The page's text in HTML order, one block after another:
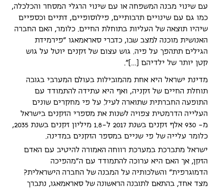
עם שינוי מבנה המשפחה או עם שינוי הרגלי המסחר והכלכלה,
כמו גם עם שינויים תרבותיים, פילוסופיים, דתיים וכספיים
שיהיו תוצאה של העליות בתוחלת החיים. כלומר, האם החברה
האנושית מוכנה למצב שבו, כדברי סאראמאגו "פירמידת
הגילים תתהפך על פיה. גוש עצום של זקנים יוטל על גוש
קטן יותר של ילדיהם […]".
מדינת ישראל היא אחת מהמובילות בעולם המערבי בגובה
תוחלת החיים של זקניה, ואף היא עתידה להתמודד עם
התופעה החברתית שתוארה לעיל. על פי מחקרים שונים
העלייה הדרמטית צפויה לשנות את מספרי הזקנים בישראל
מ- 930 אלף זקנים בשנת 2017 ל-1.8 מיליון זקנים בשנת 2035,
כלומר עלייה של פי שניים במספר הזקנים במדינה.
ישראל מתברכת במערכת רווחה האמורה להיטיב עם האדם
הזקן, אך האם היא ערוכה להתמודד עם ה"מהפיכה
הדמוגרפית" והשלכותיה על המבנה של החברה הישראלית?
מצד אחד, בהתאם לתובנה הראשונה של סאראמאגו, נתברך